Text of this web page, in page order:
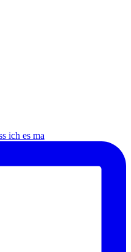
ich es ma